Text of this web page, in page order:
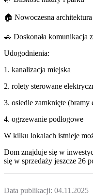
🏠 Nowoczesna architektura
🚗 Doskonała komunikacja
Udogodnienia:
1. kanalizacja miejska
2. rolety sterowane
3. osiedle zamknięte (bramy
4. ogrzewanie podłogowe
W kilku lokalach istnieje
Dom znajduje się w
się w sprzedaży jeszcze 26
Data publikacji: 04.11.2025